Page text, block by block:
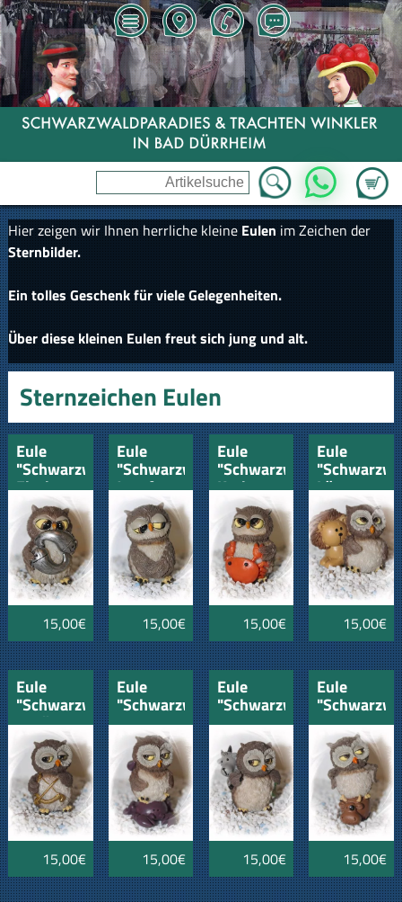
Zum
WhatsApp
Hier zeigen wir Ihnen herrliche kleine Eulen im Zeichen der
Sternbilder.
Ein tolles Geschenk für viele Gelegenheiten.
Über diese kleinen Eulen freut sich jung und alt.
Sternzeichen Eulen
Eule
"Schwarzwald"
Fische
15,00€
Eule
"Schwarzwald"
Jungfrau
15,00€
Eule
"Schwarzwald"
Krebs
15,00€
Eule
Löwe
15,00€
Eule
"Schwarzwald"
Schütze
15,00€
Eule
"Schwarzwald"
Skorpion
15,00€
Eule
"Schwarzwald"
Steinbock
15,00€
Eule
Stier
15,00€